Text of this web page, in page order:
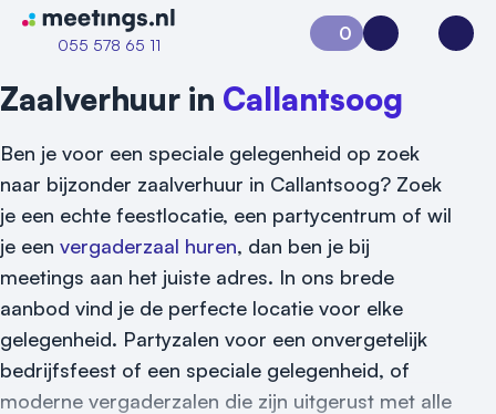
Naar home van Meetings
055 578 65 11
Vraag locatie aan
Locatiegids
0
Aanvraag 0Inloggen
Zaalverhuur in Callantsoog
Ben je voor een speciale gelegenheid op zoek
naar bijzonder zaalverhuur in Callantsoog? Zoek
je een echte feestlocatie, een partycentrum of wil
je een vergaderzaal huren, dan ben je bij
meetings aan het juiste adres. In ons brede
aanbod vind je de perfecte locatie voor elke
gelegenheid. Partyzalen voor een onvergetelijk
bedrijfsfeest of een speciale gelegenheid, of
moderne vergaderzalen die zijn uitgerust met alle